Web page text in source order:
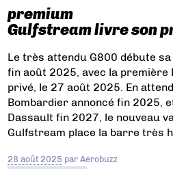
premium
Gulfstream livre son
Le très attendu G800 débute
fin août 2025, avec la première
privé, le 27 août 2025. En
Bombardier annoncé fin 2025,
Dassault fin 2027, le nouveau
Gulfstream place la barre très
28 août 2025 parAerobuzz